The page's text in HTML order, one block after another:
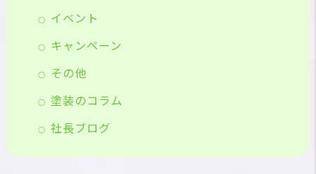
イベント
キャンペーン
その他
塗装のコラム
社長ブログ